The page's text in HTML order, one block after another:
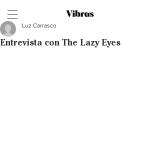
Entrevista con The Lazy Eyes
Luz Carrasco